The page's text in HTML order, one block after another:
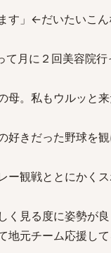
す」←だいたいこ
て月に２回美容院
。私もウルッと来
きだった野球を
観戦ととにかく
見る度に姿勢が良
地元チーム応援し